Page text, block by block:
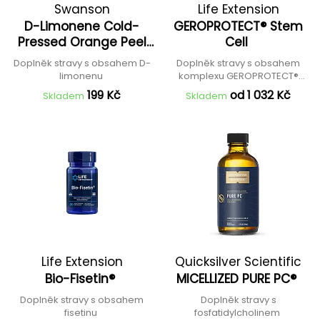
Swanson
D-Limonene Cold-
Pressed Orange Peel
Extract
Doplněk stravy s obsahem D-
limonenu
Skladem 199 Kč
Life Extension
GEROPROTECT® Stem
Cell
Doplněk stravy s obsahem
komplexu GEROPROTECT®
Stem Cell
Skladem od 1 032 Kč
Life Extension
Bio-Fisetin®
Doplněk stravy s obsahem
fisetinu
Quicksilver Scientific
MICELLIZED PURE PC®
Doplněk stravy s
fosfatidylcholinem